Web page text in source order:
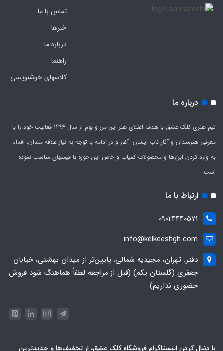
تماس با ما
خبرها
درباره ما
راهنما
کلاسهای خوشنویسی
درباره ما
تیم هنری کلک عشق با هدف اعتلای هنر این مرز و بوم از سال 1394 فعالیت خود را با
معرفی هنرمندان و آثار ناب ایشان آغاز و در ادامه با توجه به نیاز علاقه مندان، اقدام
به وارد کردن ابزارها و محصولات کمیاب و خاص این حوزه با قیمتهای مناسب نموده
است.
ارتباط با ما
09024440571
info@kelkeeshgh.com
دفتر: تهران، مجیدیه شمالی، پایین‌تر از میدان بهشتی، خیابان
جعفری (گلستان یکم) (قبل از مراجعه لطفاً هماهنگ شود فروش
حضوری نداریم)
با دنبال کردن اینستاگرام فروشگاه کلک عشق، از تخفیف‌ها و جدیدترین‌